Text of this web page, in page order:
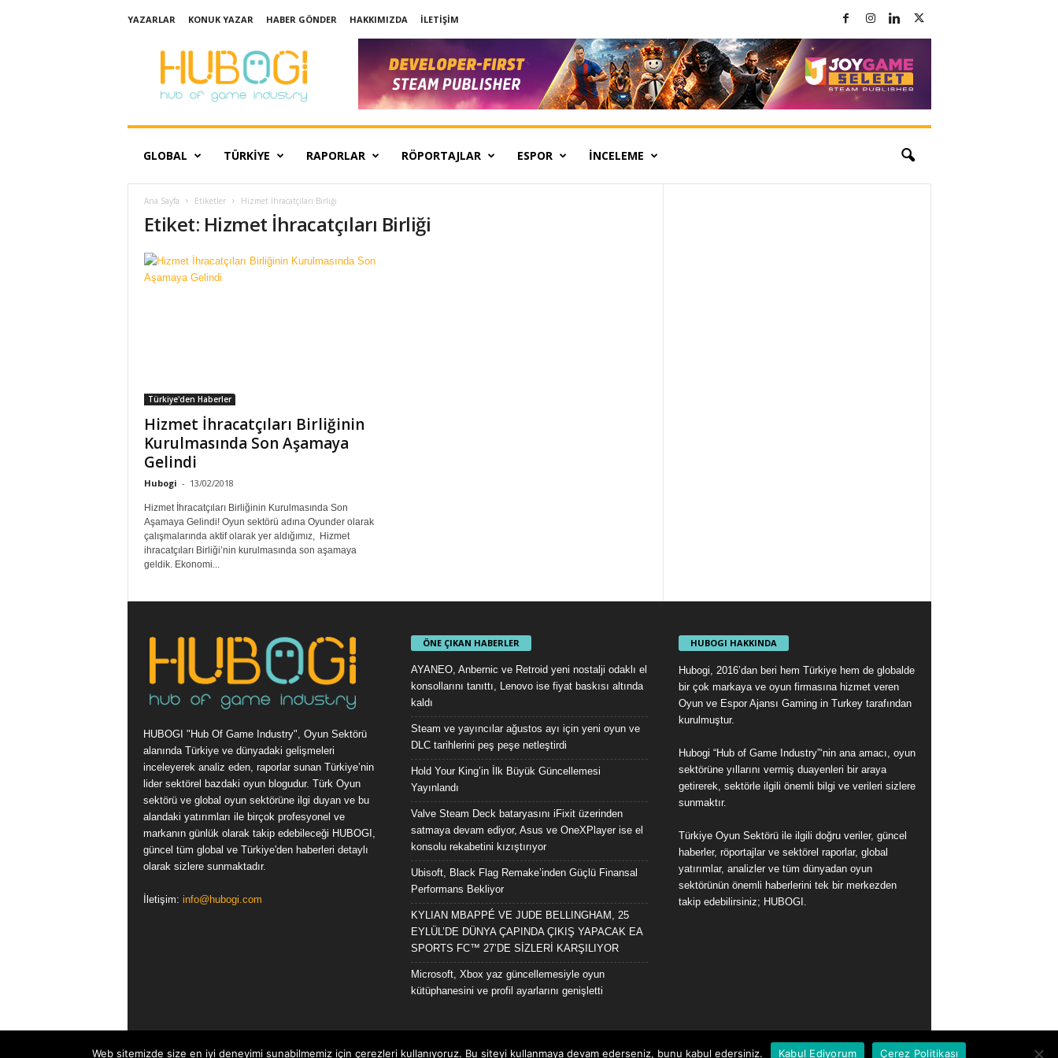
YAZARLAR KONUK YAZAR HABER GÖNDER HAKKIMIZDA
İLETIŞIM
GLOBAL TÜRKIYE RAPORLAR RÖPORTAJLAR ESPOR İNCELEME
Ana Sayfa Etiketler Hizmet İhracatçıları Birliği
Etiket: Hizmet İhracatçıları Birliği
Türkiye'den Haberler
Hizmet İhracatçıları Birliğinin
Kurulmasında Son Aşamaya
Gelindi
Hubogi - 13/02/2018
Hizmet İhracatçıları Birliğinin Kurulmasında Son
Aşamaya Gelindi! Oyun sektörü adına Oyunder olarak
çalışmalarında aktif olarak yer aldığımız, Hizmet
ihracatçıları Birliği’nin kurulmasında son aşamaya
geldik. Ekonomi...
HUBOGI "Hub Of Game Industry", Oyun Sektörü
alanında Türkiye ve dünyadaki gelişmeleri
inceleyerek analiz eden, raporlar sunan Türkiye’nin
lider sektörel bazdaki oyun blogudur. Türk Oyun
sektörü ve global oyun sektörüne ilgi duyan ve bu
alandaki yatırımları ile birçok profesyonel ve
markanın günlük olarak takip edebileceği HUBOGI,
güncel tüm global ve Türkiye'den haberleri detaylı
olarak sizlere sunmaktadır.
İletişim: info@hubogi.com
ÖNE ÇIKAN HABERLER
AYANEO, Anbernic ve Retroid yeni nostalji odaklı el
konsollarını tanıttı, Lenovo ise fiyat baskısı altında
kaldı
Steam ve yayıncılar ağustos ayı için yeni oyun ve
DLC tarihlerini peş peşe netleştirdi
Hold Your King’in İlk Büyük Güncellemesi
Yayınlandı
Valve Steam Deck bataryasını iFixit üzerinden
satmaya devam ediyor, Asus ve OneXPlayer ise el
konsolu rekabetini kızıştırıyor
Ubisoft, Black Flag Remake’inden Güçlü Finansal
Performans Bekliyor
KYLIAN MBAPPÉ VE JUDE BELLINGHAM, 25
EYLÜL’DE DÜNYA ÇAPINDA ÇIKIŞ YAPACAK EA
SPORTS FC™ 27’DE SİZLERİ KARŞILIYOR
Microsoft, Xbox yaz güncellemesiyle oyun
kütüphanesini ve profil ayarlarını genişletti
HUBOGI HAKKINDA
Hubogi, 2016’dan beri hem Türkiye hem de globalde
bir çok markaya ve oyun firmasına hizmet veren
Oyun ve Espor Ajansı Gaming in Turkey tarafından
kurulmuştur.
Hubogi “Hub of Game Industry”‘nin ana amacı, oyun
sektörüne yıllarını vermiş duayenleri bir araya
getirerek, sektörle ilgili önemli bilgi ve verileri sizlere
sunmaktır.
Türkiye Oyun Sektörü ile ilgili doğru veriler, güncel
haberler, röportajlar ve sektörel raporlar, global
yatırımlar, analizler ve tüm dünyadan oyun
sektörünün önemli haberlerini tek bir merkezden
takip edebilirsiniz; HUBOGI.
Web sitemizde size en iyi deneyimi sunabilmemiz için çerezleri kullanıyoruz. Bu siteyi kullanmaya devam ederseniz, bunu kabul edersiniz. Kabul Ediyorum Çerez Politikası